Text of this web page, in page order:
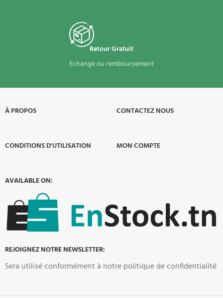
Retour Gratuit
Echange ou remboursement
À PROPOS​
CONDITIONS D'UTILISATION
CONTACTEZ NOUS
MON COMPTE
AVAILABLE ON:
REJOIGNEZ NOTRE NEWSLETTER:
Sera utilisé conformément à notre politique de confidentialité